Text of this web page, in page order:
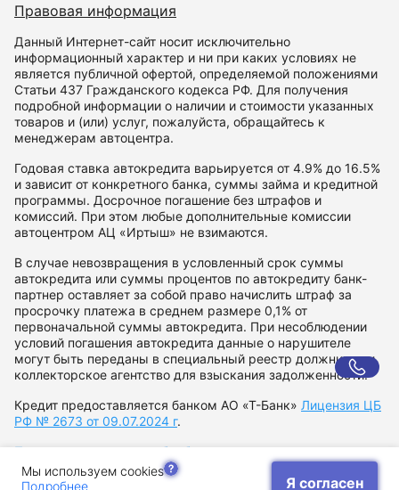
Правовая информация
Данный Интернет-сайт носит исключительно
информационный характер и ни при каких условиях не
является публичной офертой, определяемой положениями
Статьи 437 Гражданского кодекса РФ. Для получения
подробной информации о наличии и стоимости указанных
товаров и (или) услуг, пожалуйста, обращайтесь к
менеджерам автоцентра.
Годовая ставка автокредита варьируется от 4.9% до 16.5%
и зависит от конкретного банка, суммы займа и кредитной
программы. Досрочное погашение без штрафов и
комиссий. При этом любые дополнительные комиссии
автоцентром АЦ «Иртыш» не взимаются.
В случае невозвращения в условленный срок суммы
автокредита или суммы процентов по автокредиту банк-
партнер оставляет за собой право начислить штраф за
просрочку платежа в среднем размере 0,1% от
первоначальной суммы автокредита. При несоблюдении
условий погашения автокредита данные о нарушителе
могут быть переданы в специальный реестр должников и
коллекторское агентство для взыскания задолженности.
Кредит предоставляется банком АО «Т-Банк» Лицензия ЦБ
РФ № 2673 от 09.07.2024 г.
Политика в отношении обработки персональных данных
Согласие на рекламную рассылку
Мы используем cookies
Подробнее
Я согласен